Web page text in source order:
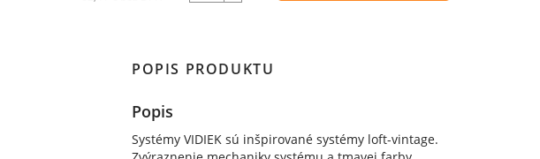
POPIS PRODUKTU
Popis
Systémy VIDIEK sú inšpirované systémy loft-vintage.